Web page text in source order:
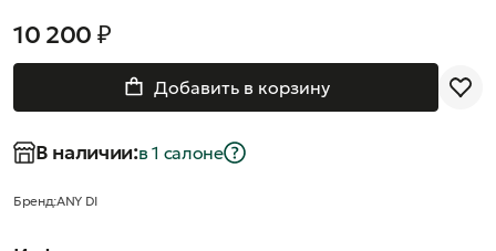
10 200 ₽
Добавить в корзину
В наличии:в 1 салонe
Бренд:ANY DI